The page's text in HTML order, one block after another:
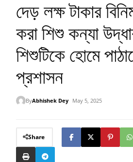
দেড় লক্ষ টাকার
করা শিশু কন্যা
শিশুটিকে হোমে
প্রশাসন
ByAbhishek Dey
May 5, 2025
Share